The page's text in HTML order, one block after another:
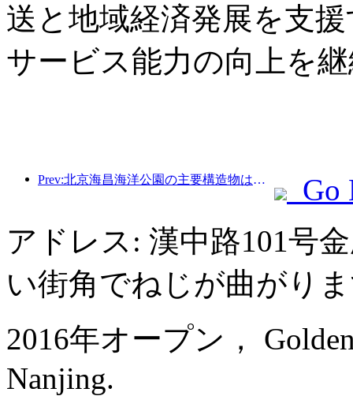
送と地域経済発展を支
サービス能力の向上を
Prev:北京海昌海洋公園の主要構造物は、年内に上棟する予定であり、2027年の完成・開業が見込まれています。
Go
アドレス: 漢中路101号
い街角でねじが曲がり
2016年オープン，
Nanjing.